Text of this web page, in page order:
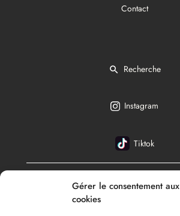
Gérer le consentement aux
cookies
Contact
Recherche
Instagram
Tiktok